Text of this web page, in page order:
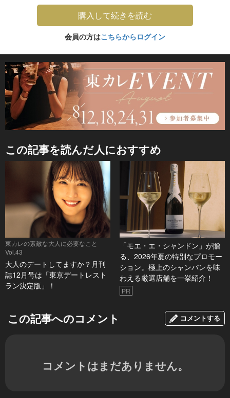
購入して続きを読む
会員の方はこちらからログイン
この記事を読んだ人におすすめ
東カレの素敵な大人に必要なこと
Vol.43
大人のデートしてますか？月刊
誌12月号は「東京デートレスト
ラン決定版」！
「モエ・エ・シャンドン」が贈
る、2026年夏の特別なプロモー
ション。極上のシャンパンを味
わえる厳選店舗を一挙紹介！
PR
この記事へのコメント コメントする
コメントはまだありません。